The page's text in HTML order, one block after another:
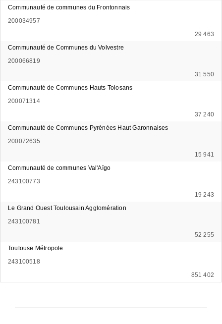
Communauté de communes du Frontonnais
200034957
29 463
Communauté de Communes du Volvestre
200066819
31 550
Communauté de Communes Hauts Tolosans
200071314
37 240
Communauté de Communes Pyrénées Haut Garonnaises
200072635
15 941
Communauté de communes Val'Aïgo
243100773
19 243
Le Grand Ouest Toulousain Agglomération
243100781
52 255
Toulouse Métropole
243100518
851 402